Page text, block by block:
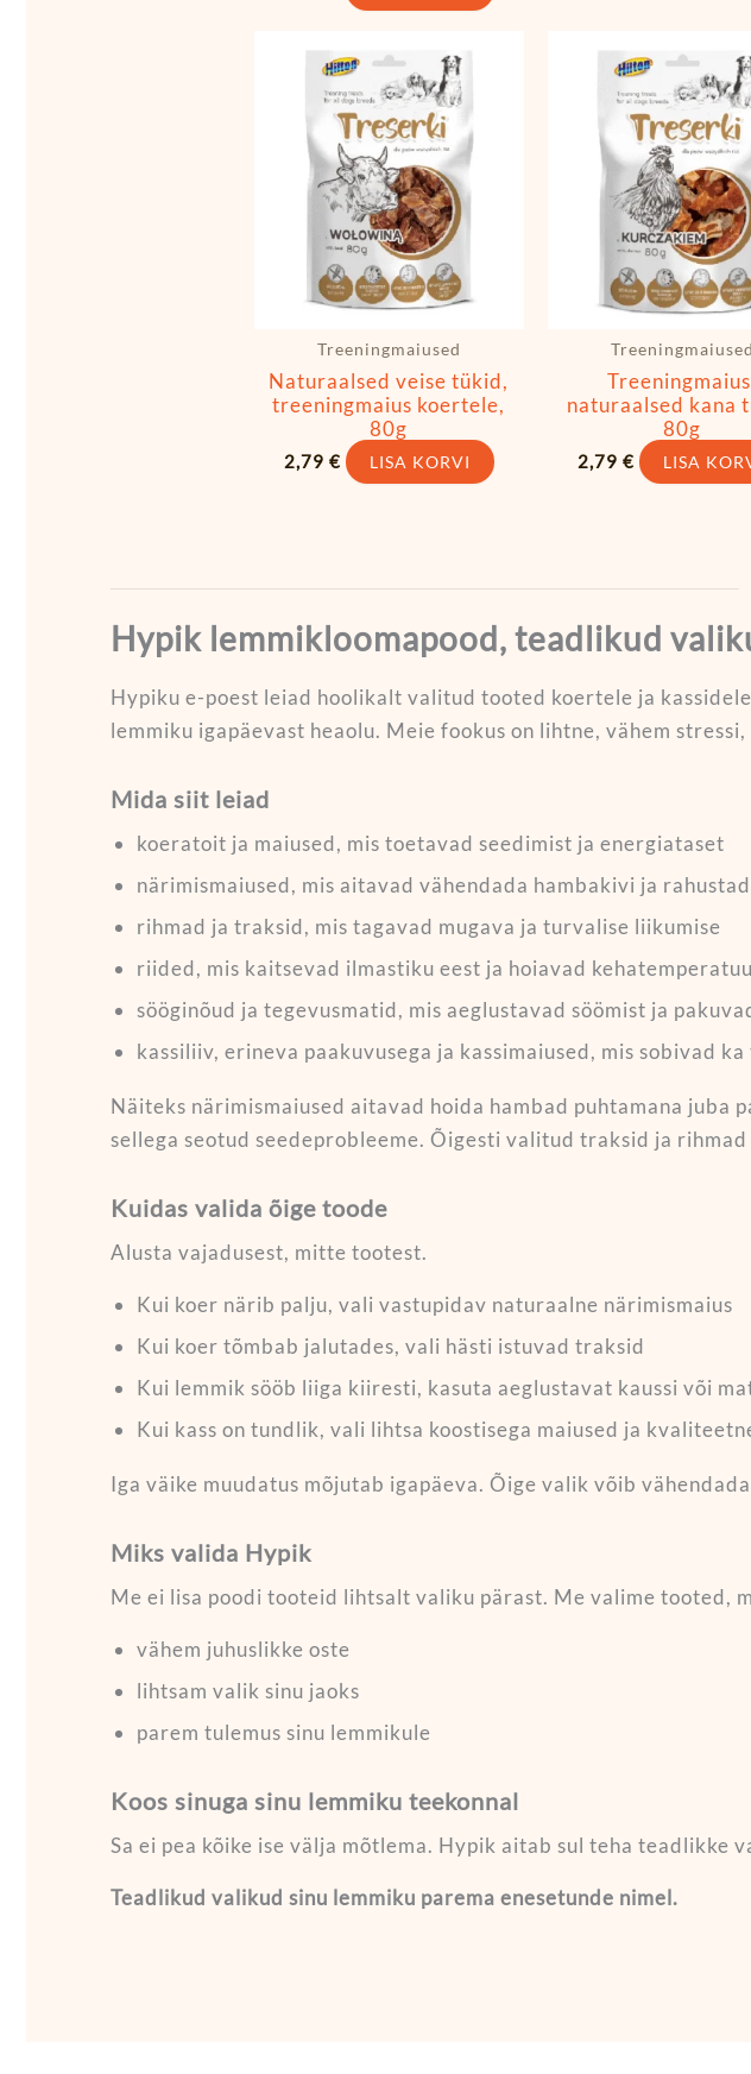
Treeningmaiused
Naturaalsed veise tükid,
treeningmaius koertele,
80g
2,79 € LISA KORVI
Treeningmaiused
naturaalsed kana
80g
2,79 € LISA
Hypik lemmikloomapood, teadlikud
Hypiku e-poest leiad hoolikalt valitud tooted koertele ja
lemmiku igapäevast heaolu. Meie fookus on lihtne, vähem
Mida siit leiad
koeratoit ja maiused, mis toetavad seedimist ja energiataset
närimismaiused, mis aitavad vähendada hambakivi ja
rihmad ja traksid, mis tagavad mugava ja turvalise liikumise
riided, mis kaitsevad ilmastiku eest ja hoiavad
sööginõud ja tegevusmatid, mis aeglustavad söömist ja
kassiliiv, erineva paakuvusega ja kassimaiused, mis sobivad
Näiteks närimismaiused aitavad hoida hambad puhtamana
sellega seotud seedeprobleeme. Õigesti valitud traksid ja
Kuidas valida õige toode
Alusta vajadusest, mitte tootest.
Kui koer närib palju, vali vastupidav naturaalne närimismaius
Kui koer tõmbab jalutades, vali hästi istuvad traksid
Kui lemmik sööb liiga kiiresti, kasuta aeglustavat kaussi või
Kui kass on tundlik, vali lihtsa koostisega maiused ja
Iga väike muudatus mõjutab igapäeva. Õige valik võib
Miks valida Hypik
Me ei lisa poodi tooteid lihtsalt valiku pärast. Me valime tooted,
vähem juhuslikke oste
lihtsam valik sinu jaoks
parem tulemus sinu lemmikule
Koos sinuga sinu lemmiku teekonnal
Sa ei pea kõike ise välja mõtlema. Hypik aitab sul teha teadlikke
Teadlikud valikud sinu lemmiku parema enesetunde nimel.